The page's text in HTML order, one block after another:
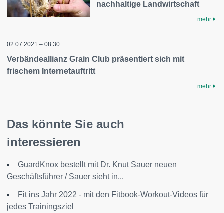
nachhaltige Landwirtschaft
mehr
02.07.2021 – 08:30
Verbändeallianz Grain Club präsentiert sich mit
frischem Internetauftritt
mehr
Das könnte Sie auch
interessieren
GuardKnox bestellt mit Dr. Knut Sauer neuen
Geschäftsführer / Sauer sieht in...
Fit ins Jahr 2022 - mit den Fitbook-Workout-Videos für
jedes Trainingsziel